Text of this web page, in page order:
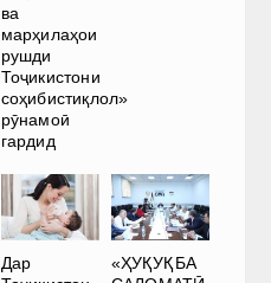
ва
марҳилаҳои
рушди
Тоҷикистони
соҳибистиқлол»
рӯнамоӣ
гардид
Дар
«ҲУҚУҚ БА